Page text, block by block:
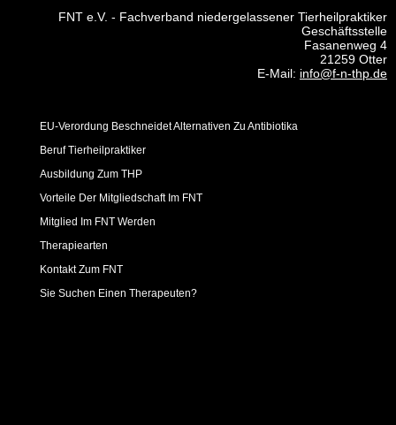
FNT e.V. - Fachverband niedergelassener Tierheilpraktiker
Geschäftsstelle
Fasanenweg 4
21259 Otter
E-Mail: info@f-n-thp.de
EU-Verordung Beschneidet Alternativen Zu Antibiotika
Beruf Tierheilpraktiker
Ausbildung Zum THP
Vorteile Der Mitgliedschaft Im FNT
Mitglied Im FNT Werden
Therapiearten
Kontakt Zum FNT
Sie Suchen Einen Therapeuten?